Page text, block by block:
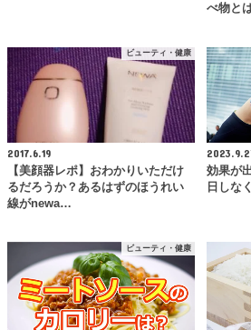
べ物と
ビューティ・健康
2017.6.19
【美顔器レポ】おわかりいただけ
るだろうか？あるはずのほうれい
線がnewa…
効果が
日しな
ビューティ・健康